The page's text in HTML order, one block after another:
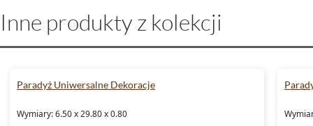
Inne produkty z kolekcji
Paradyż Uniwersalne Dekoracje
Wymiary: 6.50 x 29.80 x 0.80